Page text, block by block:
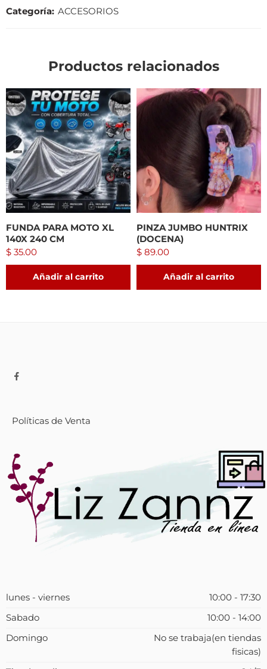
Categoría: ACCESORIOS
Productos relacionados
FUNDA PARA MOTO XL
140X 240 CM
$ 35.00
Añadir al carrito
PINZA JUMBO HUNTRIX
(DOCENA)
$ 89.00
Añadir al carrito
Políticas de Venta
lunes - viernes
10:00 - 17:30
Sabado
10:00 - 14:00
Domingo
No se trabaja(en tiendas
fisicas)